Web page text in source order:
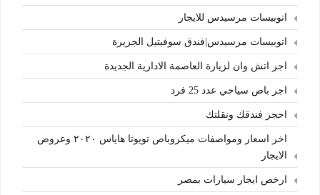
اتوبيسات مرسيدس للايجار
اتوبيسات مرسيدس|فندق سوفيتيل الجزيرة
اجر اتش وان لزيارة العاصمة الادارية الجديدة
اجر باص سياحي عدد 25 فرد
احجز فندقك ونقلتك
اخر اسعار ومواصفات ميكروباص تويوتا هاياس ٢٠٢٠ وعروض
الايجار
ارخص ايجار سيارات بمصر